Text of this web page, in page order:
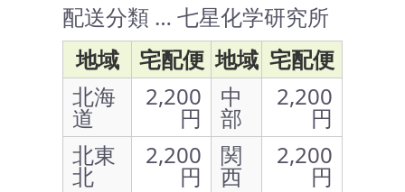
配送分類 … 七星化学研究所
地域
宅配便 地域 宅配便
北海
道
2,200
円
中
部
2,200
円
北東
北
2,200
円
関
西
2,200
円